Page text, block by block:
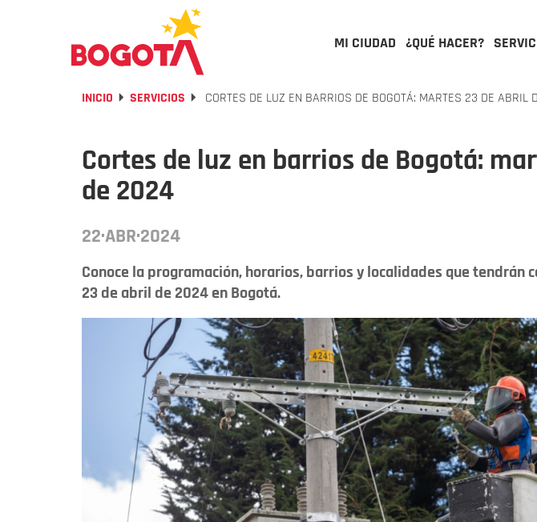
MI CIUDAD ¿QUÉ HACER?
INICIO SERVICIOS CORTES DE LUZ EN BARRIOS DE BOGOTÁ: MARTES 23 DE ABRIL
Cortes de luz en barrios de Bogotá:
de 2024
22·ABR·2024
Conoce la programación, horarios, barrios y localidades que tendrán
23 de abril de 2024 en Bogotá.